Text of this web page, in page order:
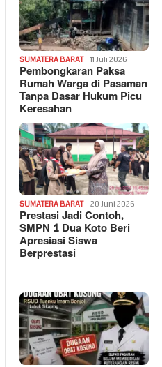
SUMATERA BARAT 11 Juli 2026
Pembongkaran Paksa
Rumah Warga di Pasaman
Tanpa Dasar Hukum Picu
Keresahan
SUMATERA BARAT 20 Juni 2026
Prestasi Jadi Contoh,
SMPN 1 Dua Koto Beri
Apresiasi Siswa
Berprestasi